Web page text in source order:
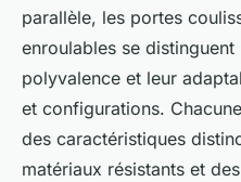
parallèle, les portes
enroulables se
polyvalence et leur
et configurations.
des caractéristiques
matériaux résistants et